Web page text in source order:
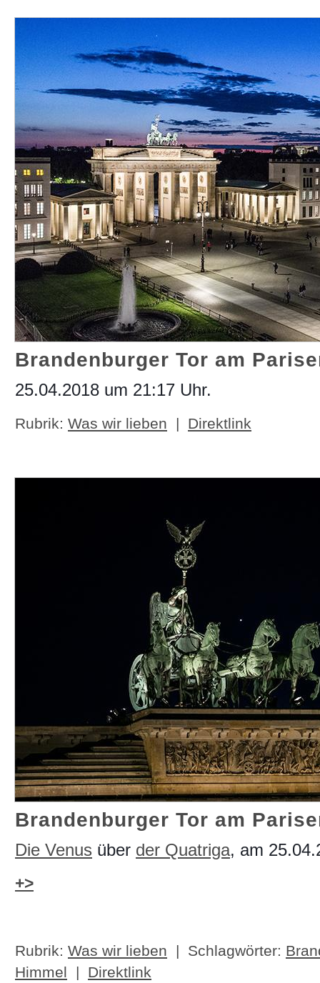
Brandenburger Tor am
25.04.2018 um 21:17 Uhr.
Rubrik: Was wir lieben | Direktlink
Brandenburger Tor am
Die Venus über der Quatriga, am
+>
Rubrik: Was wir lieben | Schlagwörter:
Himmel | Direktlink